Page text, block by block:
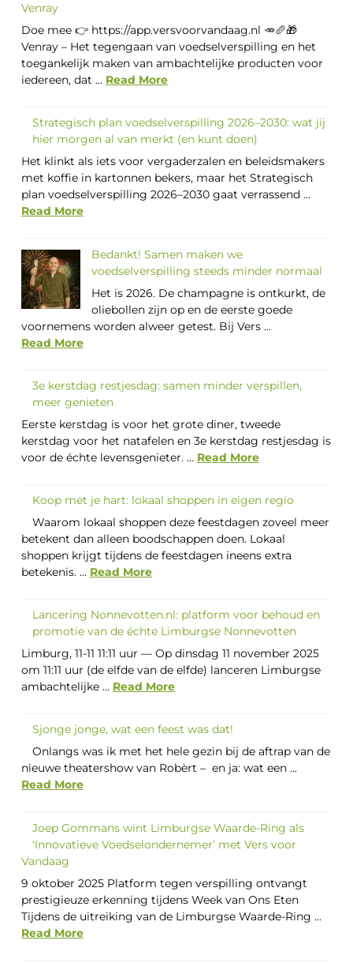
Venray
Doe mee 👉 https://app.versvoorvandaag.nl 🥕🥖🎁
Venray – Het tegengaan van voedselverspilling en het
toegankelijk maken van ambachtelijke producten voor
iedereen, dat ... Read More
Strategisch plan voedselverspilling 2026–2030: wat jij
hier morgen al van merkt (en kunt doen)
Het klinkt als iets voor vergaderzalen en beleidsmakers
met koffie in kartonnen bekers, maar het Strategisch
plan voedselverspilling 2026–2030 gaat verrassend ...
Read More
Bedankt! Samen maken we
voedselverspilling steeds minder normaal
Het is 2026. De champagne is ontkurkt, de
oliebollen zijn op en de eerste goede
voornemens worden alweer getest. Bij Vers ...
Read More
3e kerstdag restjesdag: samen minder verspillen,
meer genieten
Eerste kerstdag is voor het grote diner, tweede
kerstdag voor het natafelen en 3e kerstdag restjesdag is
voor de échte levensgenieter. ... Read More
Koop met je hart: lokaal shoppen in eigen regio
Waarom lokaal shoppen deze feestdagen zoveel meer
betekent dan alleen boodschappen doen. Lokaal
shoppen krijgt tijdens de feestdagen ineens extra
betekenis. ... Read More
Lancering Nonnevotten.nl: platform voor behoud en
promotie van de échte Limburgse Nonnevotten
Limburg, 11-11 11:11 uur — Op dinsdag 11 november 2025
om 11:11 uur (de elfde van de elfde) lanceren Limburgse
ambachtelijke ... Read More
Sjonge jonge, wat een feest was dat!
Onlangs was ik met het hele gezin bij de aftrap van de
nieuwe theatershow van Robèrt – en ja: wat een ...
Read More
Joep Gommans wint Limburgse Waarde-Ring als
‘Innovatieve Voedselondernemer’ met Vers voor
Vandaag
9 oktober 2025 Platform tegen verspilling ontvangt
prestigieuze erkenning tijdens Week van Ons Eten
Tijdens de uitreiking van de Limburgse Waarde-Ring ...
Read More